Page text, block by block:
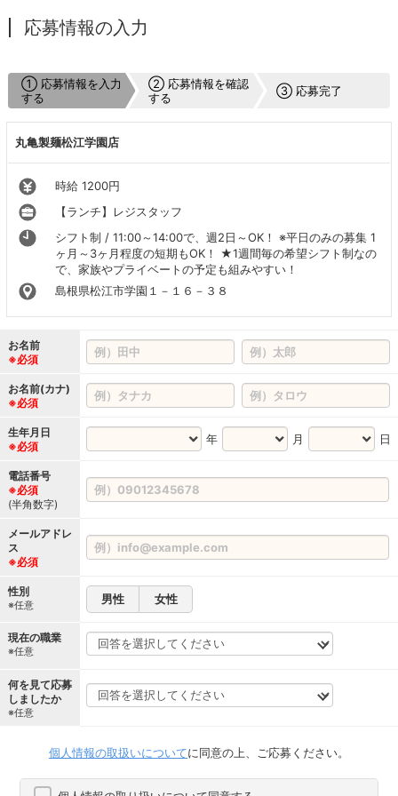
応募情報の入力
① 応募情報を入力
する
② 応募情報を確認
する
③ 応募完了
丸亀製麺松江学園店
時給 1200円
【ランチ】レジスタッフ
シフト制 / 11:00～14:00で、週2日～OK！ ※平日のみの募集 1
ヶ月～3ヶ月程度の短期もOK！ ★1週間毎の希望シフト制なの
で、家族やプライベートの予定も組みやすい！
島根県松江市学園１－１６－３８
お名前
※必須
お名前(カナ)
※必須
生年月日
※必須
年 月 日
電話番号
※必須
(半角数字)
メールアドレ
ス
※必須
性別
※任意 男性 女性
現在の職業
※任意
何を見て応募
しましたか
※任意
個人情報の取扱いについてに同意の上、ご応募ください。